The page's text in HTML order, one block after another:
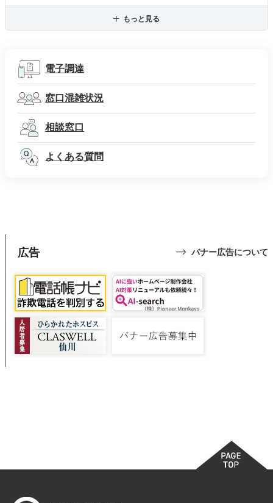
もっと見る
電子調達
窓口混雑状況
相談窓口
よくある質問
広告 バナー広告について